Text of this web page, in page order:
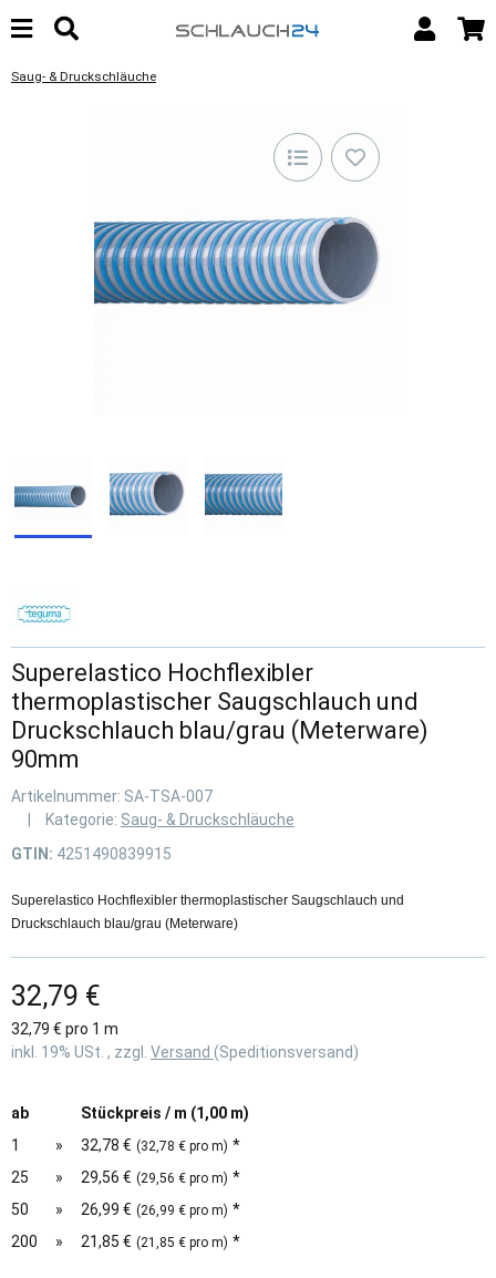
Saug- & Druckschläuche
Superelastico Hochflexibler
thermoplastischer Saugschlauch und
Druckschlauch blau/grau (Meterware)
90mm
Artikelnummer: SA-TSA-007
Kategorie: Saug- & Druckschläuche
GTIN: 4251490839915
Superelastico Hochflexibler thermoplastischer Saugschlauch und
Druckschlauch blau/grau (Meterware)
32,79 €
32,79 € pro 1 m
inkl. 19% USt. , zzgl. Versand (Speditionsversand)
ab
Stückpreis / m (1,00 m)
1
» 32,78 € (32,78 € pro m) *
25
» 29,56 € (29,56 € pro m) *
50
» 26,99 € (26,99 € pro m) *
200
» 21,85 € (21,85 € pro m) *